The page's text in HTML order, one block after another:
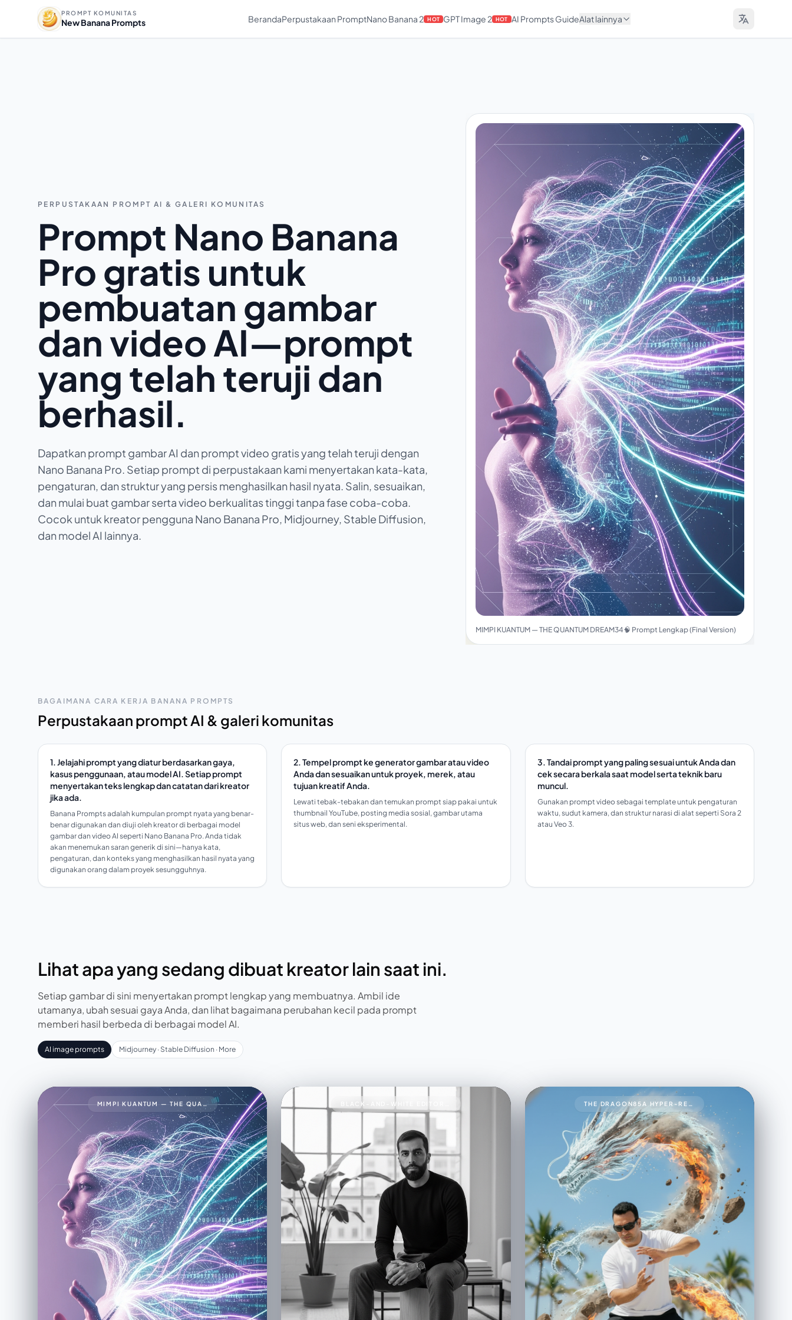
PROMPT KOMUNITAS
New Banana Prompts BerandaPerpustakaan PromptNano Banana 2 HOT GPT Image 2 HOT AI Prompts GuideAlat lainnya
PERPUSTAKAAN PROMPT AI & GALERI KOMUNITAS
Prompt Nano Banana
Pro gratis untuk
pembuatan gambar
dan video AI—prompt
yang telah teruji dan
berhasil.
Dapatkan prompt gambar AI dan prompt video gratis yang telah teruji dengan
Nano Banana Pro. Setiap prompt di perpustakaan kami menyertakan kata-kata,
pengaturan, dan struktur yang persis menghasilkan hasil nyata. Salin, sesuaikan,
dan mulai buat gambar serta video berkualitas tinggi tanpa fase coba-coba.
Cocok untuk kreator pengguna Nano Banana Pro, Midjourney, Stable Diffusion,
dan model AI lainnya.
MIMPI KUANTUM — THE QUANTUM DREAM34🧠 Prompt Lengkap (Final Version)
BAGAIMANA CARA KERJA BANANA PROMPTS
Perpustakaan prompt AI & galeri komunitas
1. Jelajahi prompt yang diatur berdasarkan gaya,
kasus penggunaan, atau model AI. Setiap prompt
menyertakan teks lengkap dan catatan dari kreator
jika ada.
Banana Prompts adalah kumpulan prompt nyata yang benar-
benar digunakan dan diuji oleh kreator di berbagai model
gambar dan video AI seperti Nano Banana Pro. Anda tidak
akan menemukan saran generik di sini—hanya kata,
pengaturan, dan konteks yang menghasilkan hasil nyata yang
digunakan orang dalam proyek sesungguhnya.
2. Tempel prompt ke generator gambar atau video
Anda dan sesuaikan untuk proyek, merek, atau
tujuan kreatif Anda.
Lewati tebak-tebakan dan temukan prompt siap pakai untuk
thumbnail YouTube, posting media sosial, gambar utama
situs web, dan seni eksperimental.
3. Tandai prompt yang paling sesuai untuk Anda dan
cek secara berkala saat model serta teknik baru
muncul.
Gunakan prompt video sebagai template untuk pengaturan
waktu, sudut kamera, dan struktur narasi di alat seperti Sora 2
atau Veo 3.
Lihat apa yang sedang dibuat kreator lain saat ini.
Setiap gambar di sini menyertakan prompt lengkap yang membuatnya. Ambil ide
utamanya, ubah sesuai gaya Anda, dan lihat bagaimana perubahan kecil pada prompt
memberi hasil berbeda di berbagai model AI.
AI image prompts Midjourney · Stable Diffusion · More
MIMPI KUANTUM — THE QUANTUM DREAM34🧠 PROMPT LENGKAP (FINAL VERSION) THE DRAGON85A HYPER-REALISTIC 8K CINEMATIC UP-CLOSE